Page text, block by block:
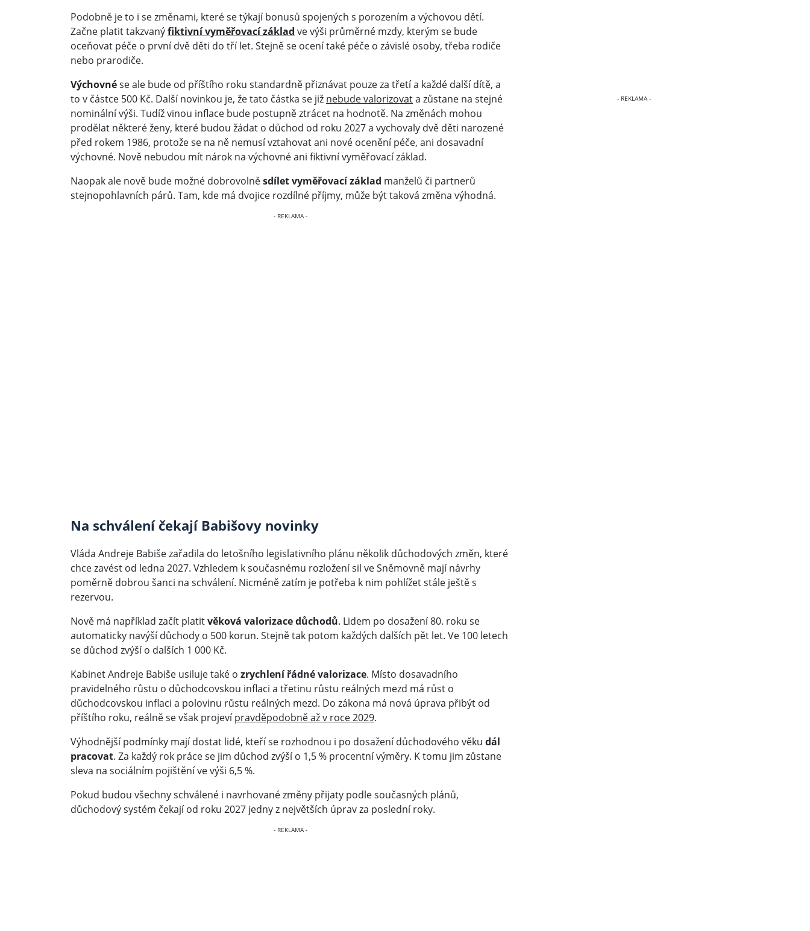
Podobně je to i se změnami, které se týkají bonusů spojených s porozením a výchovou dětí.
Začne platit takzvanýfiktivní vyměřovací základ ve výši průměrné mzdy, kterým se bude
oceňovat péče o první dvě děti do tří let. Stejně se ocení také péče o závislé osoby, třeba rodiče
nebo prarodiče.
Výchovnése ale bude od příštího roku standardně přiznávat pouze za třetí a každé další dítě, a
to v částce 500 Kč. Další novinkou je, že tato částka se již nebude valorizovata zůstane na stejné
nominální výši. Tudíž vinou inflace bude postupně ztrácet na hodnotě. Na změnách mohou
prodělat některé ženy, které budou žádat o důchod od roku 2027 a vychovaly dvě děti narozené
před rokem 1986, protože se na ně nemusí vztahovat ani nové ocenění péče, ani dosavadní
výchovné. Nově nebudou mít nárok na výchovné ani fiktivní vyměřovací základ.
Naopak ale nově bude možné dobrovolněsdílet vyměřovací základ manželů či partnerů
stejnopohlavních párů. Tam, kde má dvojice rozdílné příjmy, může být taková změna výhodná.
Na schválení čekají Babišovy novinky
Vláda Andreje Babiše zařadila do letošního legislativního plánu několik důchodových změn, které
chce zavést od ledna 2027. Vzhledem k současnému rozložení sil ve Sněmovně mají návrhy
poměrně dobrou šanci na schválení. Nicméně zatím je potřeba k nim pohlížet stále ještě s
rezervou.
Nově má například začít platitvěková valorizace důchodů. Lidem po dosažení 80. roku se
automaticky navýší důchody o 500 korun. Stejně tak potom každých dalších pět let. Ve 100 letech
se důchod zvýší o dalších 1 000 Kč.
Kabinet Andreje Babiše usiluje také o zrychlení řádné valorizace. Místo dosavadního
pravidelného růstu o důchodcovskou inflaci a třetinu růstu reálných mezd má růst o
důchodcovskou inflaci a polovinu růstu reálných mezd. Do zákona má nová úprava přibýt od
příštího roku, reálně se však projevípravděpodobně až v roce 2029.
Výhodnější podmínky mají dostat lidé, kteří se rozhodnou i po dosažení důchodového věku dál
pracovat. Za každý rok práce se jim důchod zvýší o 1,5 % procentní výměry. K tomu jim zůstane
sleva na sociálním pojištění ve výši 6,5 %.
Pokud budou všechny schválené i navrhované změny přijaty podle současných plánů,
důchodový systém čekají od roku 2027 jedny z největších úprav za poslední roky.